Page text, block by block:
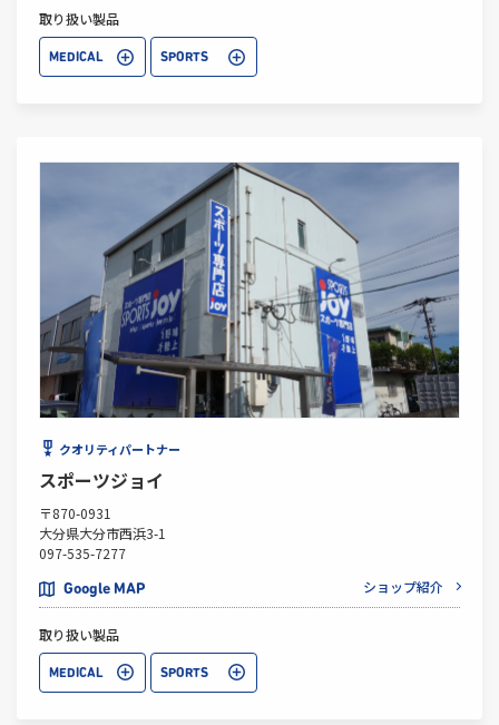
取り扱い製品
MEDICAL SPORTS
クオリティパートナー
スポーツジョイ
〒870-0931
大分県大分市西浜3-1
097-535-7277
Google MAP ショップ紹介
取り扱い製品
MEDICAL SPORTS